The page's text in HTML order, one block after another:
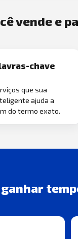
vende e
chave
que sua
ajuda a
do termo exato.